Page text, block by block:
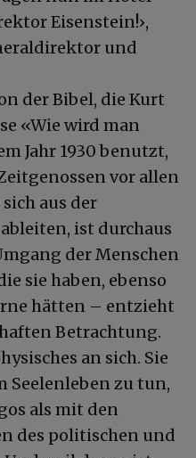
Eisenstein!›,
und
der Bibel, die Kurt
«Wie wird man
Jahr 1930 benutzt,
vor allen
aus der
ist durchaus
der Menschen
sie haben, ebenso
hätten – entzieht
Betrachtung.
an sich. Sie
Seelenleben zu tun,
als mit den
des politischen und